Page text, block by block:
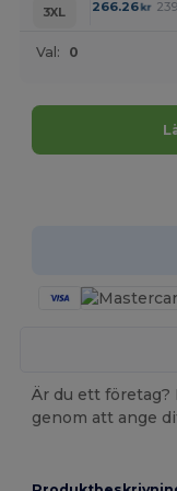
3XL
266.26kr
Val: 0
Är du ett företag?
genom att ange